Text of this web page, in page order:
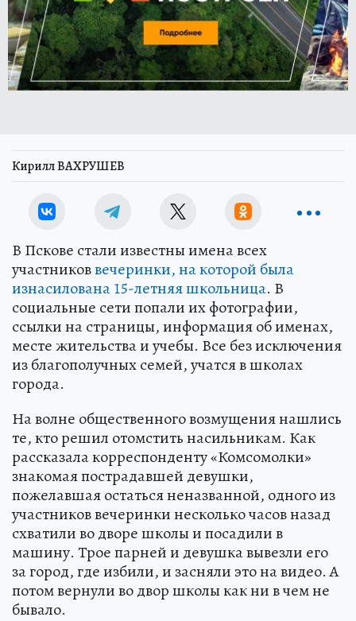
Кирилл ВАХРУШЕВ
В Пскове стали известны имена всех
участниковвечеринки, на которой была
изнасилована 15-летняя школьница. В
социальные сети попали их фотографии,
ссылки на страницы, информация об именах,
месте жительства и учебы. Все без исключения
из благополучных семей, учатся в школах
города.
На волне общественного возмущения нашлись
те, кто решил отомстить насильникам. Как
рассказала корреспонденту «Комсомолки»
знакомая пострадавшей девушки,
пожелавшая остаться неназванной, одного из
участников вечеринки несколько часов назад
схватили во дворе школы и посадили в
машину. Трое парней и девушка вывезли его
за город, где избили, и засняли это на видео. А
потом вернули во двор школы как ни в чем не
бывало.